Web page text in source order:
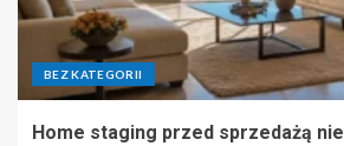
BEZ KATEGORII
Home staging przed sprzedażą